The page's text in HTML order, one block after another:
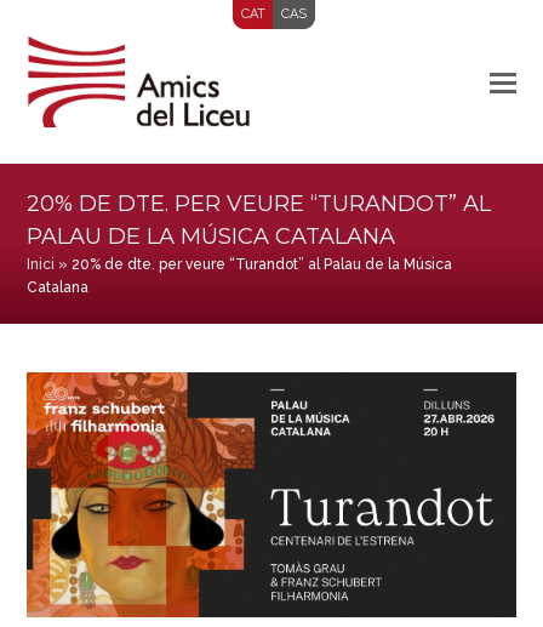
CAT CAS
20% DE DTE. PER VEURE “TURANDOT” AL
PALAU DE LA MÚSICA CATALANA
Inici »20% de dte. per veure “Turandot” al Palau de la Música
Catalana